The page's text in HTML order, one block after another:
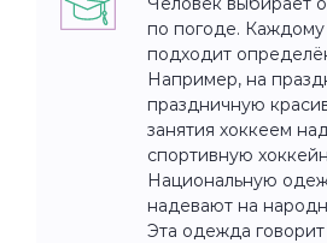
по погоде.
подходит
Например, на
праздничную
занятия хоккеем
спортивную
Национальную
надевают на
Эта одежда